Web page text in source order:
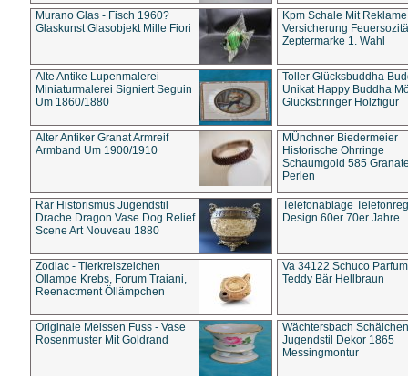
Murano Glas - Fisch 1960?
Glaskunst Glasobjekt Mille Fiori
Kpm Schale Mit Reklame
Versicherung
Zeptermarke 1. Wahl
Alte Antike Lupenmalerei
Miniaturmalerei Signiert Seguin
Um 1860/1880
Toller Glücksbuddha
Unikat Happy Buddha
Glücksbringer Holzfigur
Alter Antiker Granat Armreif
Armband Um 1900/1910
MÜnchner Biedermeier
Historische Ohrringe
Schaumgold 585
Perlen
Rar Historismus Jugendstil
Drache Dragon Vase Dog Relief
Scene Art Nouveau 1880
Telefonablage
Design 60er 70er Jahre
Zodiac - Tierkreiszeichen
Öllampe Krebs, Forum Traiani,
Reenactment Öllämpchen
Va 34122 Schuco
Teddy Bär Hellbraun
Originale Meissen Fuss - Vase
Rosenmuster Mit Goldrand
Wächtersbach Schälchen
Jugendstil Dekor 1865
Messingmontur